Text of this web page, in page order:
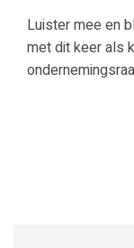
Luister mee en
met dit keer als